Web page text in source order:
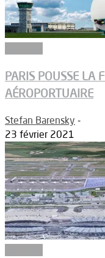
PARIS POUSSE LA
AÉROPORTUAIRE
Stefan Barensky -
23 février 2021